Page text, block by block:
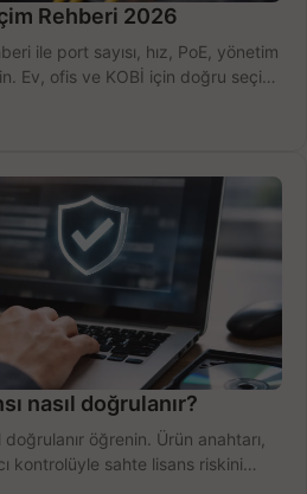
Rehberi 2026
ile port sayısı, hız, PoE, yönetim
Ev, ofis ve KOBİ için doğru seçimi
nasıl doğrulanır?
doğrulanır öğrenin. Ürün anahtarı,
kontrolüyle sahte lisans riskini